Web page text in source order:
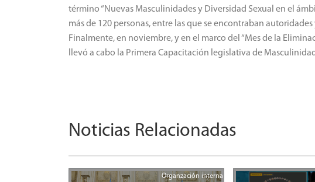
término “Nuevas Masculinidades y Diversidad Sexual en el
más de 120 personas, entre las que se encontraban
Finalmente, en noviembre, y en el marco del “Mes de la
llevó a cabo la Primera Capacitación legislativa de
Noticias Relacionadas
Organzación interna